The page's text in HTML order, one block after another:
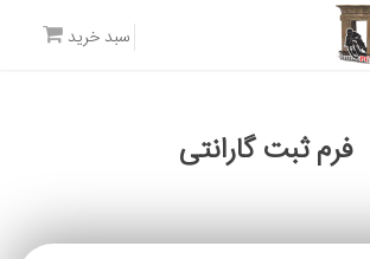
سبد خرید
فرم ثبت گارانتی